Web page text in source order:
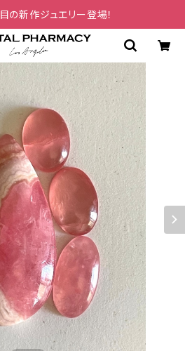
の新作ジュエリー登場！